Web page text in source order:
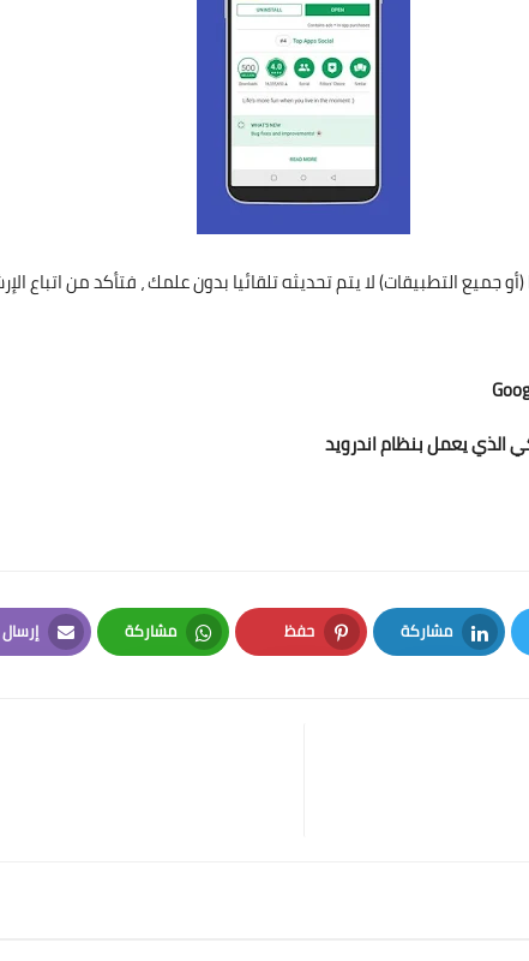
جميع التطبيقات) لا يتم تحديثه تلقائيا بدون علمك ، فتأكد من اتباع
مشاركة
LinkedIn
حفظ
Pinterest
مشاركة
Whatsapp
إرسال
Email